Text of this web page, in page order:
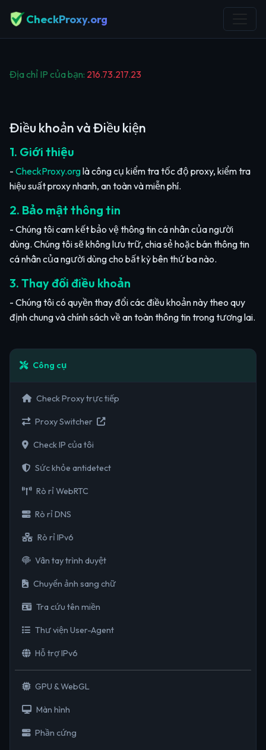
CheckProxy.org
Địa chỉ IP của bạn: 216.73.217.23
Điều khoản và Điều kiện
1. Giới thiệu
- CheckProxy.orglà công cụ kiểm tra tốc độ proxy, kiểm tra
hiệu suất proxy nhanh, an toàn và miễn phí.
2. Bảo mật thông tin
- Chúng tôi cam kết bảo vệ thông tin cá nhân của người
dùng. Chúng tôi sẽ không lưu trữ, chia sẻ hoặc bán thông tin
cá nhân của người dùng cho bất kỳ bên thứ ba nào.
3. Thay đổi điều khoản
- Chúng tôi có quyền thay đổi các điều khoản này theo quy
định chung và chính sách về an toàn thông tin trong tương lai.
Công cụ
Check Proxy trực tiếp
Proxy Switcher
Check IP của tôi
Sức khỏe antidetect
Rò rỉ WebRTC
Rò rỉ DNS
Rò rỉ IPv6
Vân tay trình duyệt
Chuyển ảnh sang chữ
Tra cứu tên miền
Thư viện User-Agent
Hỗ trợ IPv6
GPU & WebGL
Màn hình
Phần cứng